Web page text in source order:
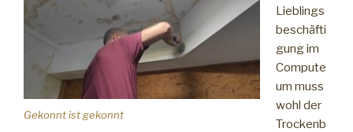
Gekonnt ist gekonnt
Lieblings
beschäfti
gung im
Compute
um muss
wohl der
Trockenb